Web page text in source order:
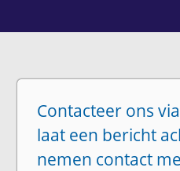
Contacteer ons
laat een bericht
nemen contact